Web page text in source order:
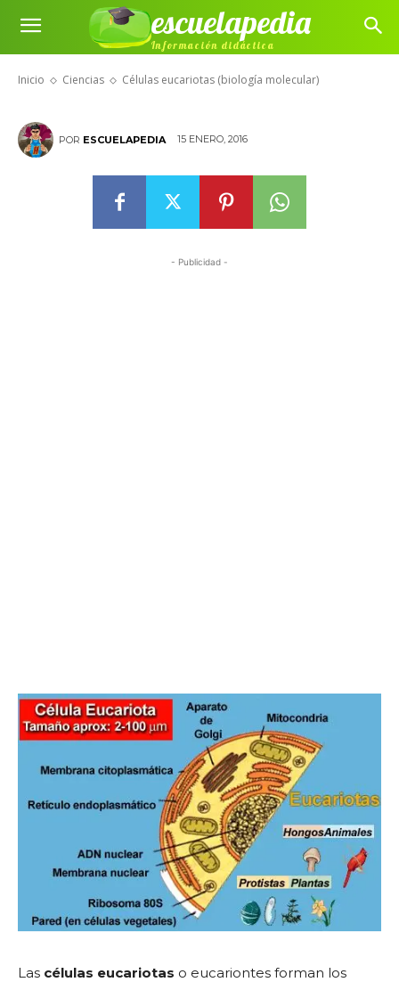
escuelapedia
Información didáctica
Inicio Ciencias Células eucariotas (biología molecular)
Células eucariotas (biología
molecular)
POR ESCUELAPEDIA 15 ENERO, 2016
- Publicidad -
Las células eucariotas o eucariontes forman los